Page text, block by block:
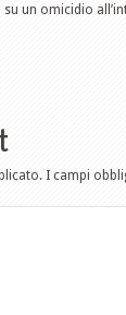
un omicidio
I campi